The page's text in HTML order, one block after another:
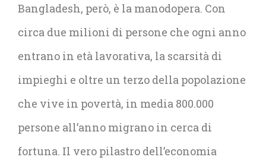
Bangladesh, però, è la manodopera. Con
circa due milioni di persone che ogni anno
entrano in età lavorativa, la scarsità di
impieghi e oltre un terzo della popolazione
che vive in povertà, in media 800.000
persone all’anno migrano in cerca di
fortuna. Il vero pilastro dell’economia